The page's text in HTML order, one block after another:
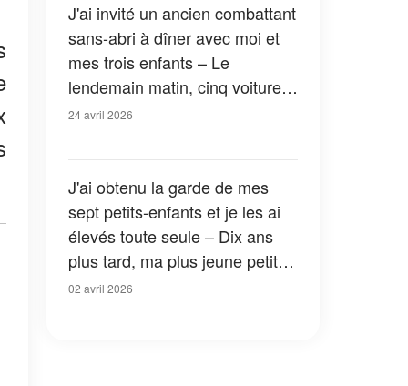
J'ai invité un ancien combattant
sans-abri à dîner avec moi et
mes trois enfants – Le
lendemain matin, cinq voitures
de police ont encerclé ma
24 avril 2026
J'ai obtenu la garde de mes
sept petits-enfants et je les ai
élevés toute seule – Dix ans
plus tard, ma plus jeune petite-
fille m'a remis une boîte qui m'a
02 avril 2026